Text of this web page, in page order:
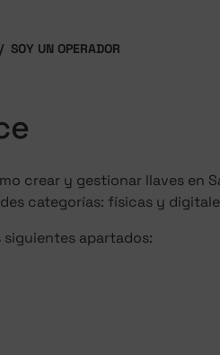
SOY UN OPERADOR
crear y gestionar llaves en
categorías: físicas y
apartados: